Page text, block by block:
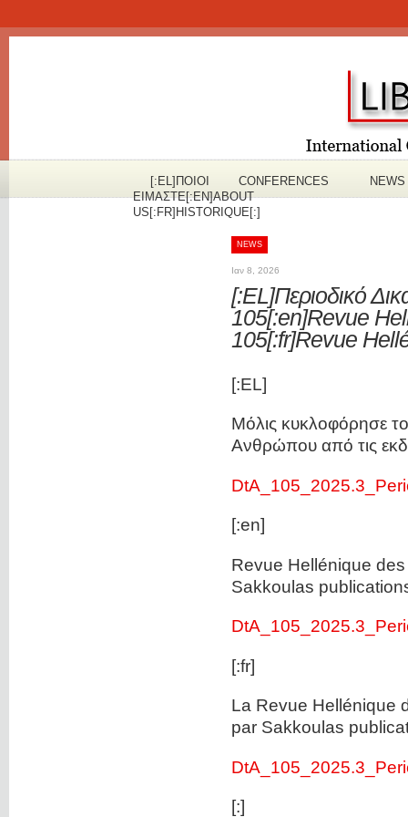
[:EL]ΠOΙΟΙ
ΕΙΜΑΣΤΕ[:EN]ABOUT
US[:FR]HISTORIQUE[:]
CONFERENCES NEWS
NEWS
Ιαν 8, 2026
[:EL]Περιοδικό
105[:en]Revue
105[:fr]Revue
[:EL]
Μόλις κυκλοφόρησε
Ανθρώπου από τις
[:en]
Revue Hellénique
Sakkoulas
[:fr]
La Revue Hellénique
par Sakkoulas
[:]